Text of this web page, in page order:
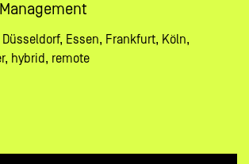
Essen, Frankfurt, Köln,
hybrid, remote